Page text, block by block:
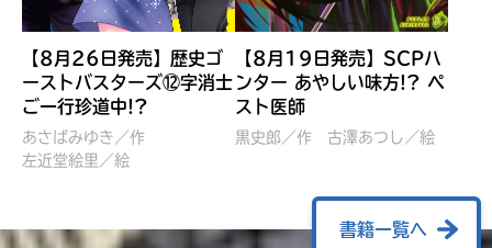
ぼくたちのマインクラフト
冒険記 エンチャント剣
VS暴走モブ
営委員会／協力
レッツゴー！まいぜんシス
ターズ とつぜん、王様に
佐久間さのすけ／絵
【8月26日発売】歴史ゴ
ーストバスターズ⑫字消士
ご一行珍道中!?
あさばみゆき／作
左近堂絵里／絵
【8月19日発売】SCPハ
ンター あやしい味方!? ペ
スト医師
黒史郎／作 古澤あつし／絵
書籍一覧へ